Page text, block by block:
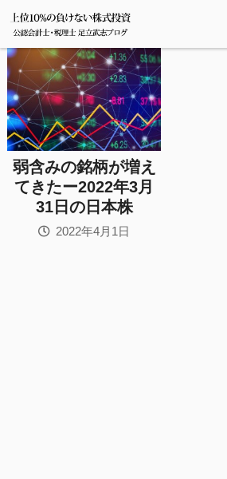
弱含みの銘柄が増え
てきたー2022年3月
31日の日本株
2022年4月1日